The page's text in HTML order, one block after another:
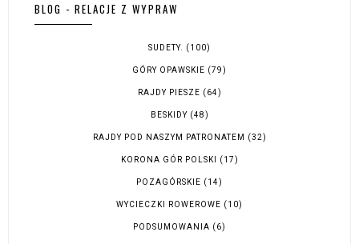
BLOG - RELACJE Z WYPRAW
SUDETY. (100)
GÓRY OPAWSKIE (79)
RAJDY PIESZE (64)
BESKIDY (48)
RAJDY POD NASZYM PATRONATEM (32)
KORONA GÓR POLSKI (17)
POZAGÓRSKIE (14)
WYCIECZKI ROWEROWE (10)
PODSUMOWANIA (6)